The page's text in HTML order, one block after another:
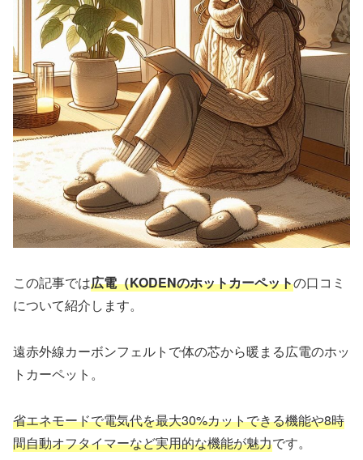
この記事では広電（KODENのホットカーペットの口コミ
について紹介します。
遠赤外線カーボンフェルトで体の芯から暖まる広電のホッ
トカーペット。
省エネモードで電気代を最大30%カットできる機能や8時
間自動オフタイマーなど実用的な機能が魅力です。